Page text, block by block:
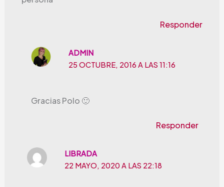
Responder
ADMIN
25 OCTUBRE, 2016 A LAS 11:16
Gracias Polo 🙂
Responder
LIBRADA
22 MAYO, 2020 A LAS 22:18